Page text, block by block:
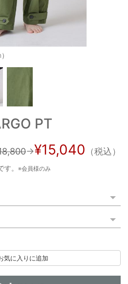
ンツ・スカート
表記
PT
→¥15,040 （税込）
す。 ※会員様のみ
気に入りに追加